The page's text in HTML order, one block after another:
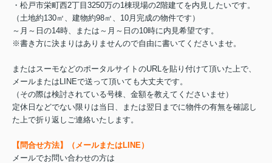
・松戸市栄町西2丁目3250万の1棟現場の2階建てを内見したいです。
（土地約130㎡、建物約98㎡、10月完成の物件です）
～月～日の14時、または～月～日の10時に内見希望です。
※書き方に決まりはありませんので自由に書いてくださいませ。
またはスーモなどのポータルサイトのURLを貼り付けて頂いた上で、
メールまたはLINEで送って頂いても大丈夫です。
（その際は検討されている号棟、金額を教えてくださいませ）
定休日などでない限りは当日、または翌日までに物件の有無を確認し
た上で折り返しご連絡いたします。
【問合せ方法】（メールまたはLINE）
メールでお問い合わせの方は